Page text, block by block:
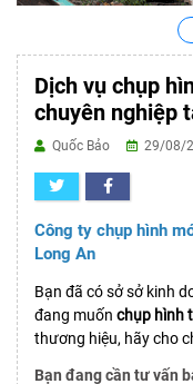
Dịch vụ chụp
chuyên nghiệp
Quốc Bảo 29/08/
Công ty chụp hình
Long An
Bạn đã có sở sở kinh
đang muốn chụp hình
thương hiệu, hãy cho
Bạn đang cần tư vấn